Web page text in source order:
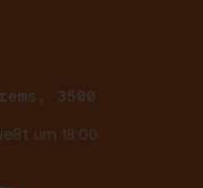
3500
um 18:00